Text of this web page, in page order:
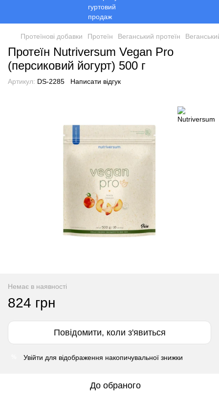
Протеїнові добавки Протеїн Веганський протеїн
Протеїн Nutriversum Vegan Pro
(персиковий йогурт) 500 г
Артикул: DS-2285 Написати відгук
Немає в наявності
824 грн
Повідомити, коли з'явиться
Увійти для відображення накопичувальної знижки
До обраного